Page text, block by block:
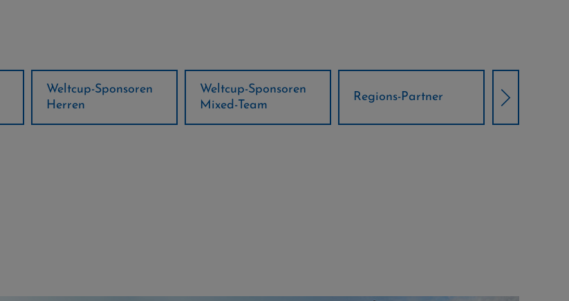
Weltcup-Sponsoren
Mixed-Team
Regions-Partner
Örtliche Weltcup-
Partner
Klima